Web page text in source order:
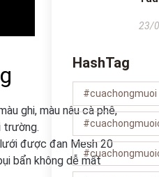
ghi, màu nâu cà phê,
trường.
được đan Mesh 20
bẩn không dễ mất
23/
HashTag
#cuachongmuoi